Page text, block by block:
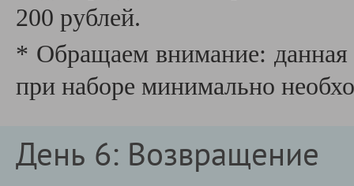
200 рублей.
* Обращаем внимание: данная
при наборе минимально
День 6: Возвращение